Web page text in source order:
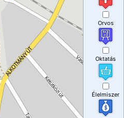
Orvos
Oktatás
Élelmiszer